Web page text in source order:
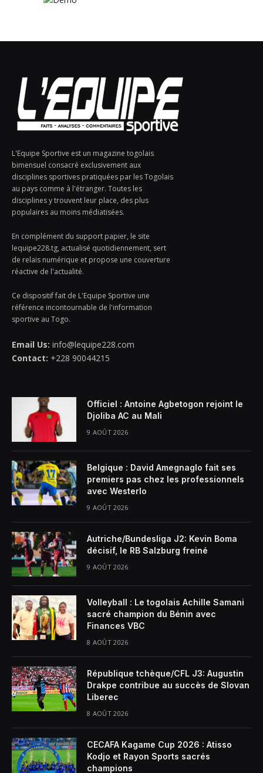
L'Equipe Sportive est un magazine togolais
bimensuel consacré exclusivement aux
disciplines sportives pratiquées par les Togolais
au pays comme à l'étranger. Toutes les
disciplines y trouvent leur place, des plus
populaires au moins médiatisées.
En complément du support papier, le site
lequipe228.tg, actualisé quotidiennement, sert
de relais numérique et propose une couverture
réactive de l'actualité.
Ce dispositif fait de L'Equipe Sportive une
référence incontournable de l'information
sportive au Togo.
Email Us: info@lequipe228.com
Contact: +228 90044215
Officiel : Antoine Agbetogon rejoint le
Djoliba AC au Mali
9 AOÛT 2026
Belgique : David Amegnaglo fait ses
premiers pas chez les professionnels
avec Westerlo
9 AOÛT 2026
Autriche/Bundesliga J2: Kevin Boma
décisif, le RB Salzburg freiné
9 AOÛT 2026
Volleyball : Le togolais Achille Samani
sacré champion du Bénin avec
Finances VBC
8 AOÛT 2026
République tchèque/CFL J3: Augustin
Drakpe contribue au succès de Slovan
Liberec
8 AOÛT 2026
CECAFA Kagame Cup 2026 : Atisso
Kodjo et Rayon Sports sacrés
champions